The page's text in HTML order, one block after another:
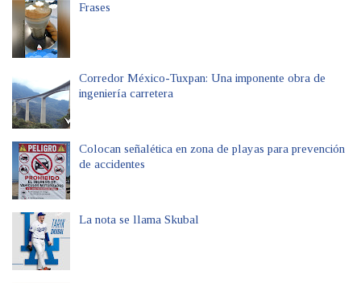
Frases
Corredor México-Tuxpan: Una imponente obra de
ingeniería carretera
Colocan señalética en zona de playas para prevención
de accidentes
La nota se llama Skubal